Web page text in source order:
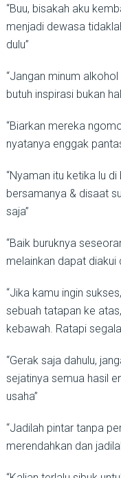
“Buu, bisakah aku
menjadi dewasa
dulu”
“Jangan minum
butuh inspirasi bukan
“Biarkan mereka
nyatanya enggak
“Nyaman itu ketika lu
bersamanya & disaat
saja”
“Baik buruknya
melainkan dapat diakui
“Jika kamu ingin
sebuah tatapan ke
kebawah. Ratapi
“Gerak saja dahulu,
sejatinya semua hasil
usaha”
“Jadilah pintar tanpa
merendahkan dan